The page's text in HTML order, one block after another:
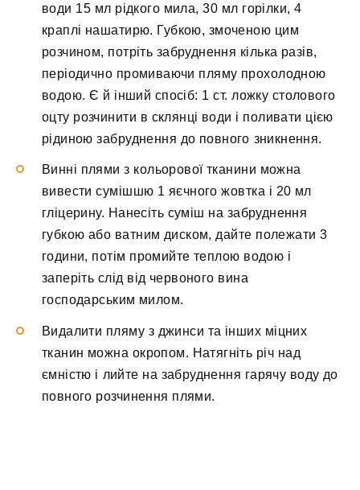
води 15 мл рідкого мила, 30 мл горілки, 4
краплі нашатирю. Губкою, змоченою цим
розчином, потріть забруднення кілька разів,
періодично промиваючи пляму прохолодною
водою. Є й інший спосіб: 1 ст. ложку столового
оцту розчинити в склянці води і поливати цією
рідиною забруднення до повного зникнення.
Винні плями з кольорової тканини можна
вивести сумішшю 1 яєчного жовтка і 20 мл
гліцерину. Нанесіть суміш на забруднення
губкою або ватним диском, дайте полежати 3
години, потім промийте теплою водою і
заперіть слід від червоного вина
господарським милом.
Видалити пляму з джинси та інших міцних
тканин можна окропом. Натягніть річ над
ємністю і лийте на забруднення гарячу воду до
повного розчинення плями.